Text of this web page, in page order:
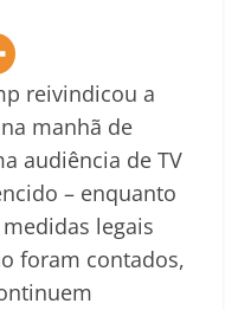
reivindicou a
manhã de
audiência de TV
– enquanto
legais
foram contados,